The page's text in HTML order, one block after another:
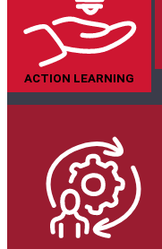
ACTION LEARNING